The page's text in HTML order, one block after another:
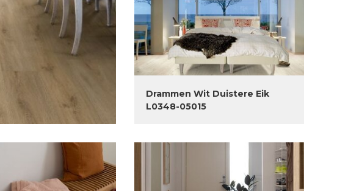
Drammen Wit Duistere Eik
L0348-05015